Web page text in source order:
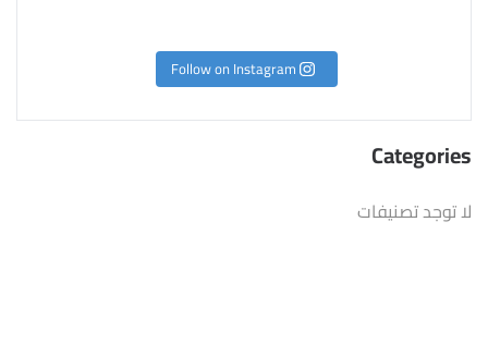
Follow on Instagram
Categories
لا توجد تصنيفات